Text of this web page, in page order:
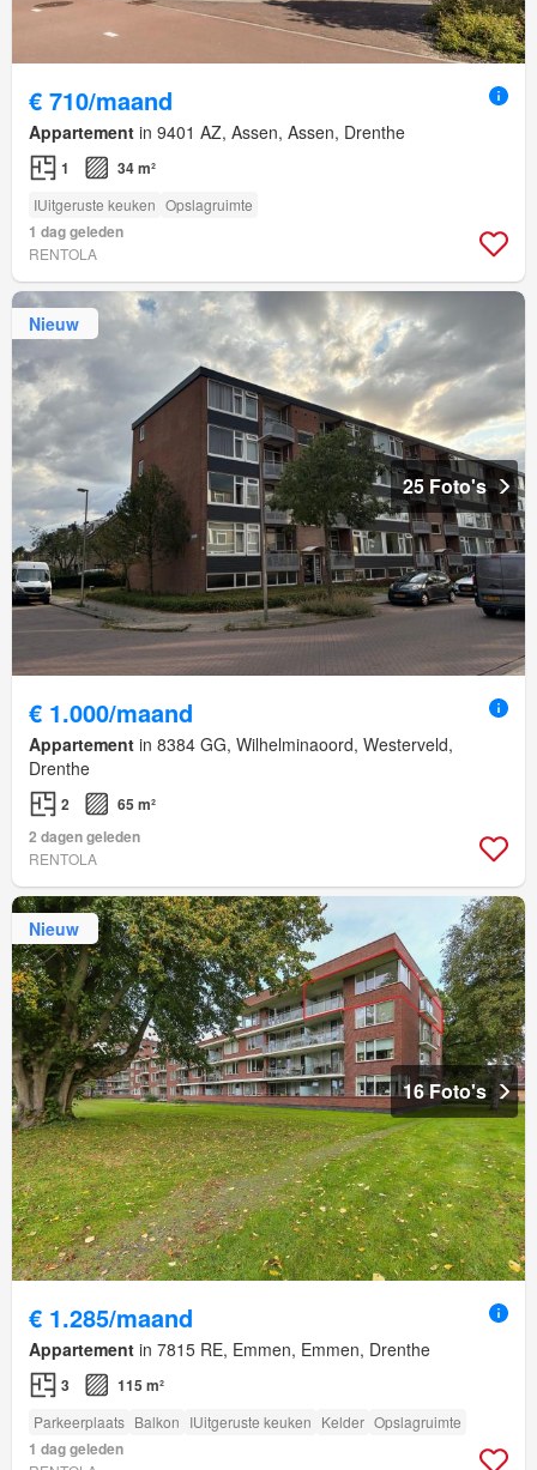
€ 710/maand
Appartement in 9401 AZ, Assen, Assen, Drenthe
1 34 m²
IUitgeruste keuken Opslagruimte
1 dag geleden
RENTOLA
Nieuw
25 Foto's
€ 1.000/maand
Appartement in 8384 GG, Wilhelminaoord, Westerveld,
Drenthe
2
65 m²
2 dagen geleden
RENTOLA
Nieuw
16 Foto's
€ 1.285/maand
Appartement in 7815 RE, Emmen, Emmen, Drenthe
3 115 m²
Parkeerplaats Balkon IUitgeruste keuken Kelder Opslagruimte
1 dag geleden